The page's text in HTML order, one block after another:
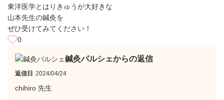
東洋医学とはりきゅうが大好きな
山本先生の鍼灸を
ぜひ受けてみてください！
0
鍼灸パルシェからの返信
返信日 2024/04/24
chihiro 先生